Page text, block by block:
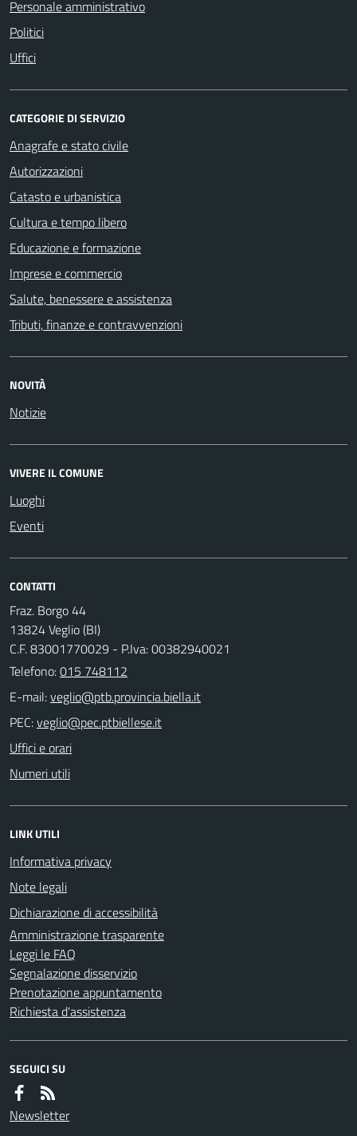
Personale amministrativo
Politici
Uffici
CATEGORIE DI SERVIZIO
Anagrafe e stato civile
Autorizzazioni
Catasto e urbanistica
Cultura e tempo libero
Educazione e formazione
Imprese e commercio
Salute, benessere e assistenza
Tributi, finanze e contravvenzioni
NOVITÀ
Notizie
VIVERE IL COMUNE
Luoghi
Eventi
CONTATTI
Fraz. Borgo 44
13824 Veglio (BI)
C.F. 83001770029 - P.Iva: 00382940021
Telefono:015 748112
E-mail:
PEC:
Uffici e orari
Numeri utili
LINK UTILI
Informativa privacy
Note legali
Dichiarazione di accessibilità
Amministrazione trasparente
Leggi le FAQ
Segnalazione disservizio
Prenotazione appuntamento
Richiesta d'assistenza
SEGUICI SU
Newsletter